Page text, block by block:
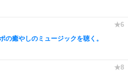
の癒やしのミュージックを聴く。